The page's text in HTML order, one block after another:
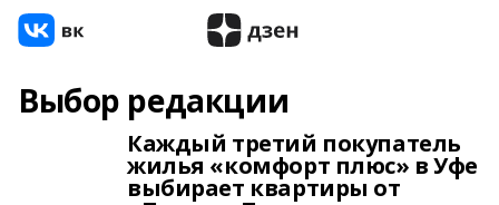
Выбор редакции
Каждый третий покупатель
жилья «комфорт плюс» в Уфе
выбирает квартиры от